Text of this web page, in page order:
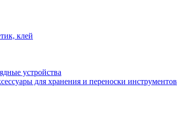
клей
устройства
для хранения и переноски инструментов